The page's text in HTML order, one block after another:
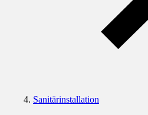
Sanitärinstallation